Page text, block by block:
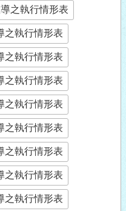
之執行情形表
之執行情形表
之執行情形表
之執行情形表
之執行情形表
之執行情形表
之執行情形表
之執行情形表
之執行情形表